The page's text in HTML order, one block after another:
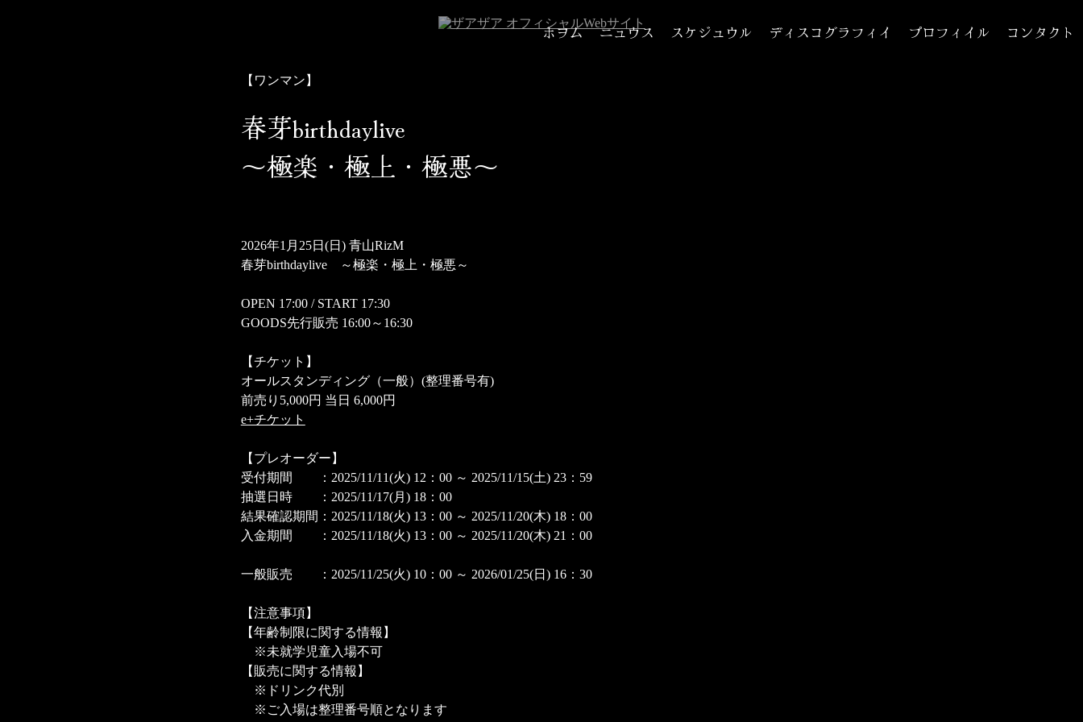
ホヲム ニュウス スケジュウル ディスコグラフィイ プロフィイル コンタクト
【ワンマン】
春芽birthdaylive
～極楽・極上・極悪～
2026年1月25日(日) 青山RizM
春芽birthdaylive ～極楽・極上・極悪～
OPEN 17:00 / START 17:30
GOODS先行販売 16:00～16:30
【チケット】
オールスタンディング（一般）(整理番号有)
前売り5,000円 当日 6,000円
e+チケット
【プレオーダー】
受付期間 ：2025/11/11(火) 12：00 ～ 2025/11/15(土) 23：59
抽選日時 ：2025/11/17(月) 18：00
結果確認期間：2025/11/18(火) 13：00 ～ 2025/11/20(木) 18：00
入金期間 ：2025/11/18(火) 13：00 ～ 2025/11/20(木) 21：00
一般販売 ：2025/11/25(火) 10：00 ～ 2026/01/25(日) 16：30
【注意事項】
【年齢制限に関する情報】
※未就学児童入場不可
【販売に関する情報】
※ドリンク代別
※ご入場は整理番号順となります